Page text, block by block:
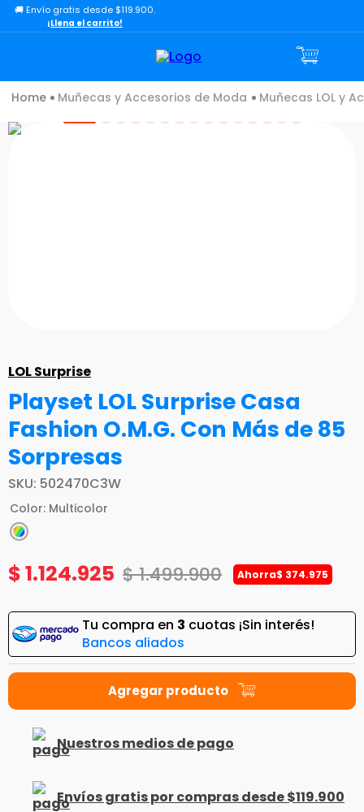
🚚 Envío gratis desde $119.900.
¡Llena el carrito!
Muñecas y Accesorios de Moda Muñecas LOL y
LOL Surprise
Playset LOL Surprise Casa
Fashion O.M.G. Con Más de 85
Sorpresas
SKU: 502470C3W
Color: Multicolor
$1.124.925 $1.499.900 Ahorra$ 374.975
Tu compra en 3 cuotas ¡Sin interés!
Bancos aliados
Nuestros medios de pago
Envíos gratis por compras desde $119.900
TÉRMINOS MÁS BUSCADOS
3.
carro
4